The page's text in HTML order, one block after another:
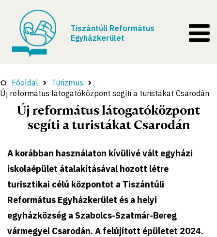
Tiszántúli Református
Egyházkerület
Főoldal
Turizmus
Új református látogatóközpont segíti a turistákat Csarodán
Új református látogatóközpont
segíti a turistákat Csarodán
A korábban használaton kívülivé vált egyházi
iskolaépület átalakításával hozott létre
turisztikai célú központot a Tiszántúli
Református Egyházkerület és a helyi
egyházközség a Szabolcs-Szatmár-Bereg
vármegyei Csarodán. A felújított épületet 2024.